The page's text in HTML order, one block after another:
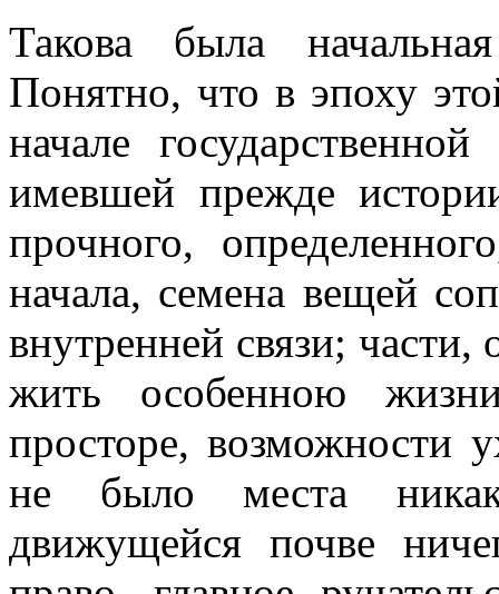
Такова была
Понятно, что в эпоху
начале
имевшей прежде
прочного,
начала, семена вещей
внутренней связи;
жить особенною
просторе, возможности
не было места
движущейся почве